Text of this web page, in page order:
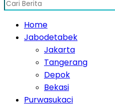
Home
Jabodetabek
Jakarta
Tangerang
Depok
Bekasi
Purwasukaci